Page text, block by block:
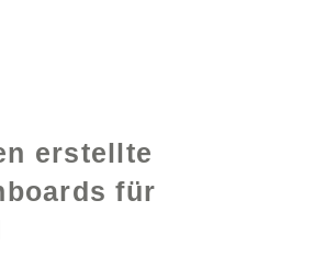
erstellte
für